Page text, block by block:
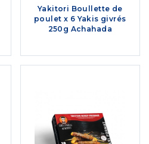
Yakitori Boullette de
poulet x 6 Yakis givrés
250g Achahada